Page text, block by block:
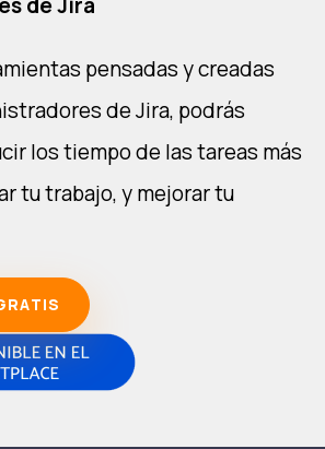
pensadas y creadas
de Jira, podrás
los tiempo de las tareas más
tu trabajo, y mejorar tu